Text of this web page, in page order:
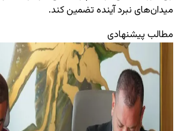
میدان‌های نبرد آینده تضمین کند.
مطالب پیشنهادی